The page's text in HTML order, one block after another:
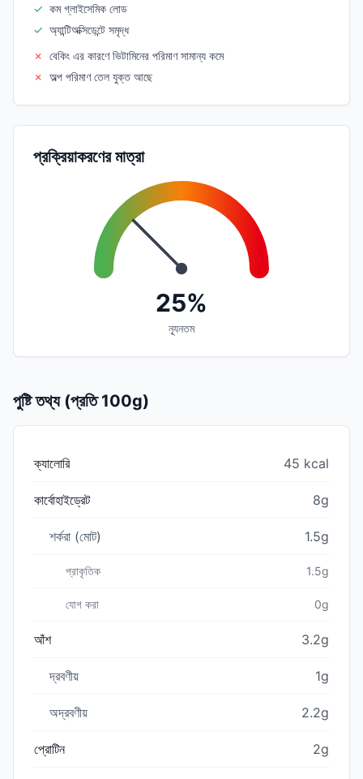
✓ কম গ্লাইসেমিক লোড
✓ অ্যান্টিঅক্সিডেন্টে সমৃদ্ধ
✗ বেকিং এর কারণে ভিটামিনের পরিমাণ সামান্য কমে
✗ অল্প পরিমাণ তেল যুক্ত আছে
প্রক্রিয়াকরণের মাত্রা
25%
ন্যূনতম
পুষ্টি তথ্য (প্রতি 100g)
ক্যালোরি 45 kcal
কার্বোহাইড্রেট 8g
শর্করা (মোট) 1.5g
প্রাকৃতিক 1.5g
যোগ করা 0g
আঁশ 3.2g
দ্রবণীয় 1g
অদ্রবণীয় 2.2g
প্রোটিন 2g